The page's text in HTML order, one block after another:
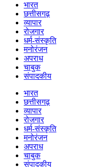
भारत
छत्तीसगढ़
व्यापार
रोजगार
धर्म-संस्कृति
मनोरंजन
अपराध
चाबुक
संपादकीय
भारत
छत्तीसगढ़
व्यापार
रोजगार
धर्म-संस्कृति
मनोरंजन
अपराध
चाबुक
संपादकीय